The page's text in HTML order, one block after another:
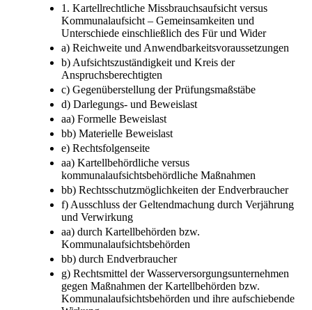
1. Kartellrechtliche Missbrauchsaufsicht versus
Kommunalaufsicht – Gemeinsamkeiten und
Unterschiede einschließlich des Für und Wider
a) Reichweite und Anwendbarkeitsvoraussetzungen
b) Aufsichtszuständigkeit und Kreis der
Anspruchsberechtigten
c) Gegenüberstellung der Prüfungsmaßstäbe
d) Darlegungs- und Beweislast
aa) Formelle Beweislast
bb) Materielle Beweislast
e) Rechtsfolgenseite
aa) Kartellbehördliche versus
kommunalaufsichtsbehördliche Maßnahmen
bb) Rechtsschutzmöglichkeiten der Endverbraucher
f) Ausschluss der Geltendmachung durch Verjährung
und Verwirkung
aa) durch Kartellbehörden bzw.
Kommunalaufsichtsbehörden
bb) durch Endverbraucher
g) Rechtsmittel der Wasserversorgungsunternehmen
gegen Maßnahmen der Kartellbehörden bzw.
Kommunalaufsichtsbehörden und ihre aufschiebende